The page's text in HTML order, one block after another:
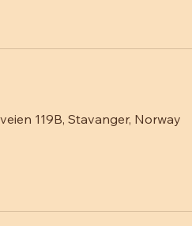
119B, Stavanger, Norway